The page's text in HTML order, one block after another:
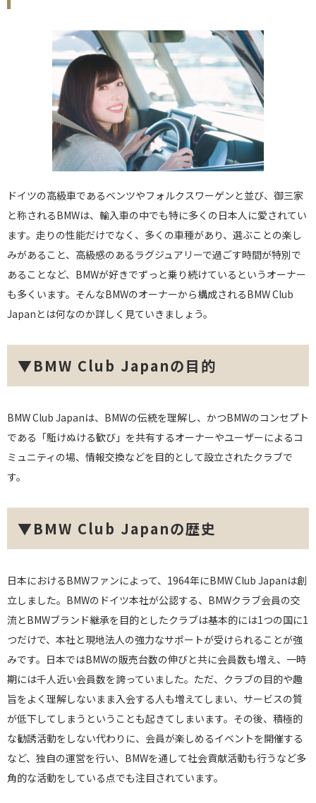
ドイツの高級車であるベンツやフォルクスワーゲンと並び、御三家
と称されるBMWは、輸入車の中でも特に多くの日本人に愛されてい
ます。走りの性能だけでなく、多くの車種があり、選ぶことの楽し
みがあること、高級感のあるラグジュアリーで過ごす時間が特別で
あることなど、BMWが好きでずっと乗り続けているというオーナー
も多くいます。そんなBMWのオーナーから構成されるBMW Club
Japanとは何なのか詳しく見ていきましょう。
▼BMW Club Japanの目的
BMW Club Japanは、BMWの伝統を理解し、かつBMWのコンセプト
である「駈けぬける歓び」を共有するオーナーやユーザーによるコ
ミュニティの場、情報交換などを目的として設立されたクラブで
す。
▼BMW Club Japanの歴史
日本におけるBMWファンによって、1964年にBMW Club Japanは創
立しました。BMWのドイツ本社が公認する、BMWクラブ会員の交
流とBMWブランド継承を目的としたクラブは基本的には1つの国に1
つだけで、本社と現地法人の強力なサポートが受けられることが強
みです。日本ではBMWの販売台数の伸びと共に会員数も増え、一時
期には千人近い会員数を誇っていました。ただ、クラブの目的や趣
旨をよく理解しないまま入会する人も増えてしまい、サービスの質
が低下してしまうということも起きてしまいます。その後、積極的
な勧誘活動をしない代わりに、会員が楽しめるイベントを開催する
など、独自の運営を行い、BMWを通して社会貢献活動も行うなど多
角的な活動をしている点でも注目されています。